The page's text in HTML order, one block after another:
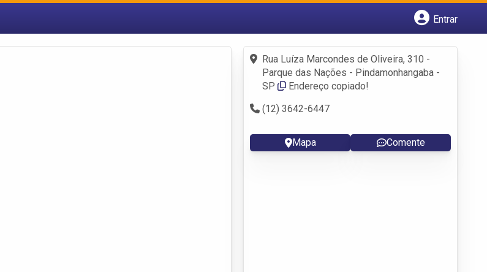
Entrar
Fazer login
Criar conta
Rua Luíza Marcondes de Oliveira, 310 -
Parque das Nações - Pindamonhangaba -
SP
Endereço copiado!
(12) 3642-6447
Mapa Comente